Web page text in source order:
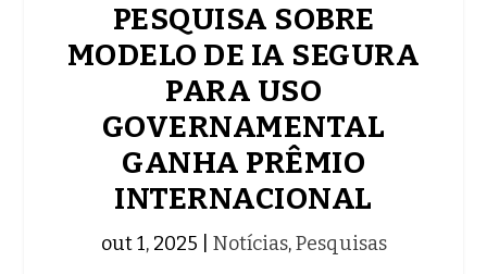
PESQUISA SOBRE
MODELO DE IA SEGURA
PARA USO
GOVERNAMENTAL
GANHA PRÊMIO
INTERNACIONAL
out 1, 2025 Notícias,Pesquisas